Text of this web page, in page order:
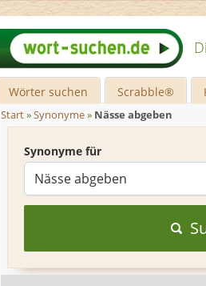
Wörter suchen Scrabble®
Start»Synonyme» Nässe abgeben
Synonyme für